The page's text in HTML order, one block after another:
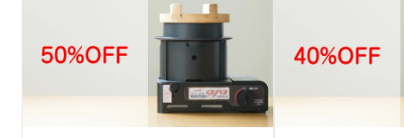
※クラウドファンディング期間終了後の販売予
定は未定です。
※デザイン等は予告なく変更する場合がござい
ます。写真は試作品です。